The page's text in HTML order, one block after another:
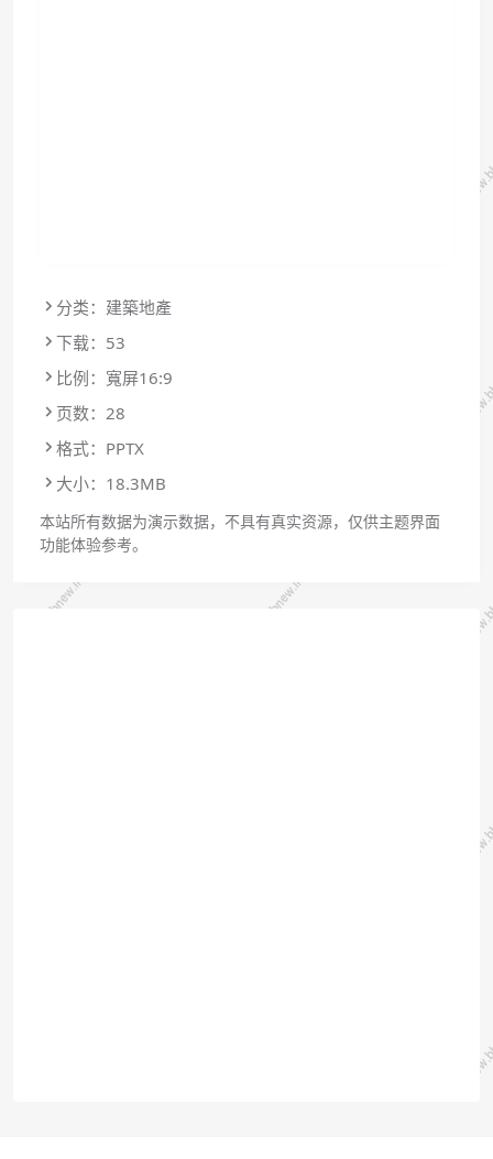
分类：建築地產
下载：53
比例：寬屏16:9
页数：28
格式：PPTX
大小：18.3MB
本站所有数据为演示数据，不具有真实资源，仅供主题界面
功能体验参考。